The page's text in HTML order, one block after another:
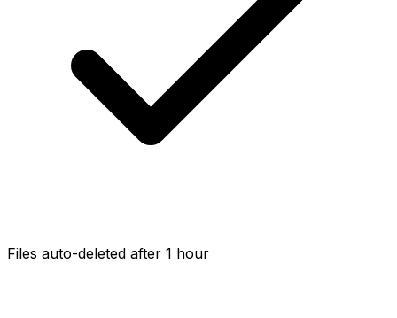
Files auto-deleted after 1 hour